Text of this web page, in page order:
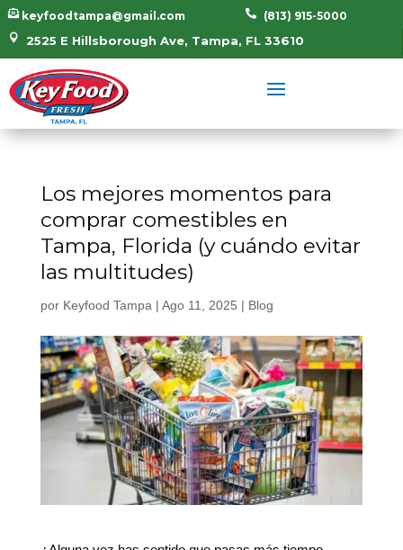
 (813) 915-5000
 keyfoodtampa@gmail.com
 2525 E Hillsborough Ave, Tampa, FL 33610
Los mejores momentos para
comprar comestibles en
Tampa, Florida (y cuándo evitar
las multitudes)
por Keyfood Tampa | Ago 11, 2025 | Blog